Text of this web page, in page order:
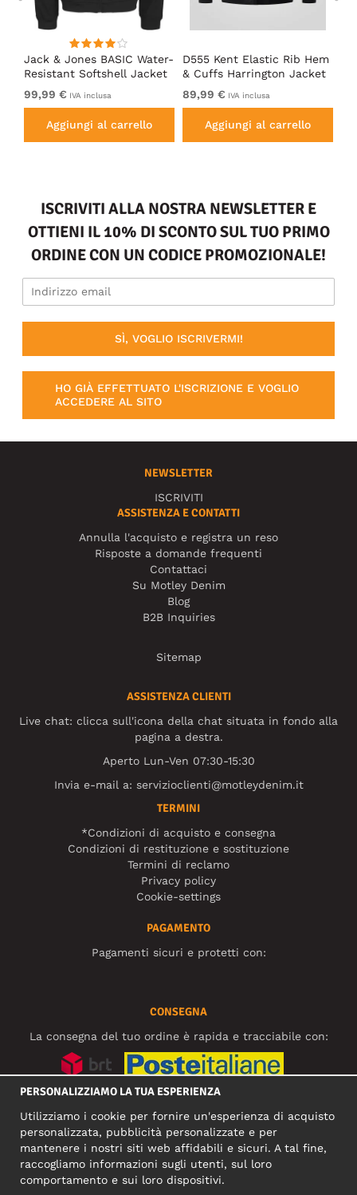
Jack & Jones BASIC Water-
Resistant Softshell Jacket
Black
99,99 € IVA inclusa
Aggiungi al carrello
D555 Kent Elastic Rib Hem
& Cuffs Harrington Jacket
Black
89,99 € IVA inclusa
Aggiungi al carrello
ISCRIVITI ALLA NOSTRA NEWSLETTER E
OTTIENI IL 10% DI SCONTO SUL TUO PRIMO
ORDINE CON UN CODICE PROMOZIONALE!
SÌ, VOGLIO ISCRIVERMI!
HO GIÀ EFFETTUATO L'ISCRIZIONE E VOGLIO
ACCEDERE AL SITO
NEWSLETTER
ISCRIVITI
ASSISTENZA E CONTATTI
Annulla l'acquisto e registra un reso
Risposte a domande frequenti
Contattaci
Su Motley Denim
Blog
B2B Inquiries
Sitemap
ASSISTENZA CLIENTI
Live chat: clicca sull'icona della chat situata in fondo alla
pagina a destra.
Aperto Lun-Ven 07:30-15:30
Invia e-mail a: servizioclienti@motleydenim.it
TERMINI
*Condizioni di acquisto e consegna
Condizioni di restituzione e sostituzione
Termini di reclamo
Privacy policy
Cookie-settings
PAGAMENTO
Pagamenti sicuri e protetti con:
CONSEGNA
La consegna del tuo ordine è rapida e tracciabile con:
INDIRIZZO COMMERCIALE
PERSONALIZZIAMO LA TUA ESPERIENZA
Utilizziamo i cookie per fornire un'esperienza di acquisto
personalizzata, pubblicità personalizzate e per
mantenere i nostri siti web affidabili e sicuri. A tal fine,
raccogliamo informazioni sugli utenti, sul loro
comportamento e sui loro dispositivi.